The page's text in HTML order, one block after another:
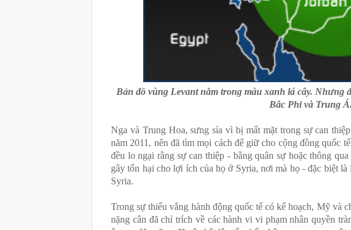
Bản đồ vùng Levant nằm trong màu xanh lá cây. Nhưng
Bắc Phi và Trung Á.
Nga và Trung Hoa, sưng sỉa vì bị mất mặt trong sự can
năm 2011, nên đã tìm mọi cách để giữ cho cộng đồng quốc
đều lo ngại rằng sự can thiệp - bằng quân sự hoặc thông
gây tổn hại cho lợi ích của họ ở Syria, nơi mà họ - đặc biệt
Syria.
Trong sự thiếu vắng hành động quốc tế có kế hoạch, Mỹ và
nặng cân đã chỉ trích về các hành vi vi phạm nhân quyền